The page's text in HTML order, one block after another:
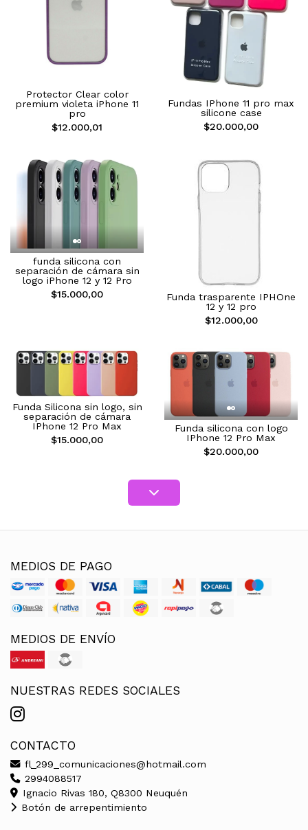
Protector Clear color
premium violeta iPhone 11
pro
$12.000,01
Fundas IPhone 11 pro max
silicone case
$20.000,00
funda silicona con
separación de cámara sin
logo iPhone 12 y 12 Pro
$15.000,00
Funda trasparente IPHOne
12 y 12 pro
$12.000,00
Funda Silicona sin logo, sin
separación de cámara
IPhone 12 Pro Max
$15.000,00
Funda silicona con logo
IPhone 12 Pro Max
$20.000,00
MEDIOS DE PAGO
MEDIOS DE ENVÍO
NUESTRAS REDES SOCIALES
CONTACTO
fl_299_comunicaciones@hotmail.com
2994088517
Ignacio Rivas 180, Q8300 Neuquén
Botón de arrepentimiento